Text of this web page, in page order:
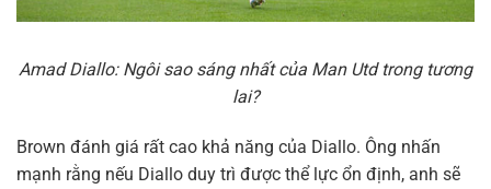
Amad Diallo: Ngôi sao sáng nhất của Man Utd trong tương
lai?
Brown đánh giá rất cao khả năng của Diallo. Ông nhấn
mạnh rằng nếu Diallo duy trì được thể lực ổn định, anh sẽ